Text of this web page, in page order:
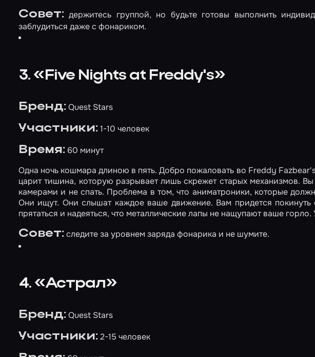
Совет:держитесь группой, но будьте готовы выполнить
заблудиться даже с фонариком.
3. «Five Nights at Freddy's»
Бренд:Quest Stars
Участники:1-10 человек
Время:60 минут
Одна ночь кошмара длиною в пять. Добро пожаловать во Freddy
царит тишина, которую разрывает лишь скрежет старых механизмов.
камерами и не спать. Проблема в том, что аниматроники, которые
Они ищут. Они слышат каждое ваше движение. Вам придется покинуть
прятаться и надеяться, что металлические лапы не нащупают ваше
Совет:следите за уровнем заряда фонарика и не шумите.
4. «Астрал»
Бренд:Quest Stars
Участники:2-15 человек